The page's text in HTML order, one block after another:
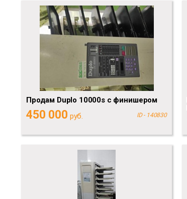
Продам Duplo 10000s c финишером
450 000 руб. ID - 140830